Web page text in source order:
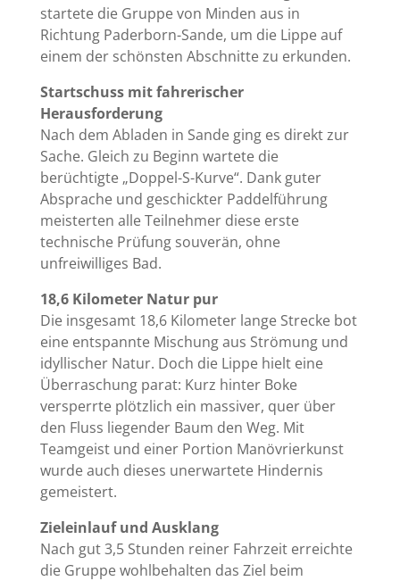
startete die Gruppe von Minden aus in
Richtung Paderborn-Sande, um die Lippe auf
einem der schönsten Abschnitte zu erkunden.
Startschuss mit fahrerischer
Herausforderung
Nach dem Abladen in Sande ging es direkt zur
Sache. Gleich zu Beginn wartete die
berüchtigte „Doppel-S-Kurve“. Dank guter
Absprache und geschickter Paddelführung
meisterten alle Teilnehmer diese erste
technische Prüfung souverän, ohne
unfreiwilliges Bad.
18,6 Kilometer Natur pur
Die insgesamt 18,6 Kilometer lange Strecke bot
eine entspannte Mischung aus Strömung und
idyllischer Natur. Doch die Lippe hielt eine
Überraschung parat: Kurz hinter Boke
versperrte plötzlich ein massiver, quer über
den Fluss liegender Baum den Weg. Mit
Teamgeist und einer Portion Manövrierkunst
wurde auch dieses unerwartete Hindernis
gemeistert.
Zieleinlauf und Ausklang
Nach gut 3,5 Stunden reiner Fahrzeit erreichte
die Gruppe wohlbehalten das Ziel beim